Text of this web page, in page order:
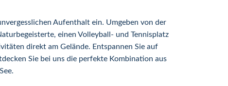
Aufenthalt ein. Umgeben von der
einen Volleyball- und Tennisplatz
direkt am Gelände. Entspannen Sie auf
Sie bei uns die perfekte Kombination aus